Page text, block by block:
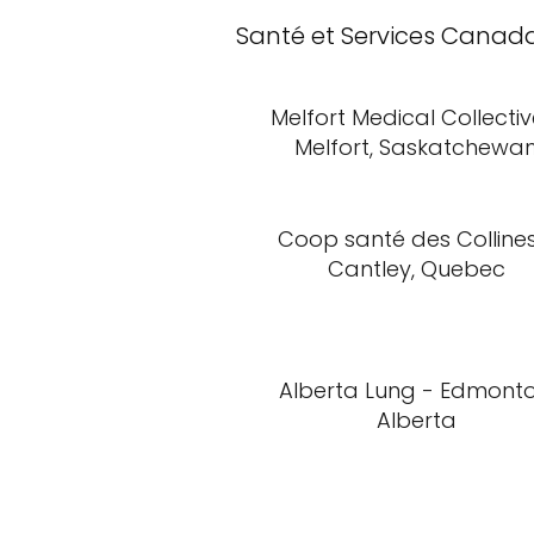
Santé et Services
Melfort Medical
Melfort,
Coop santé des
Cantley, Quebec
Alberta Lung -
Alberta